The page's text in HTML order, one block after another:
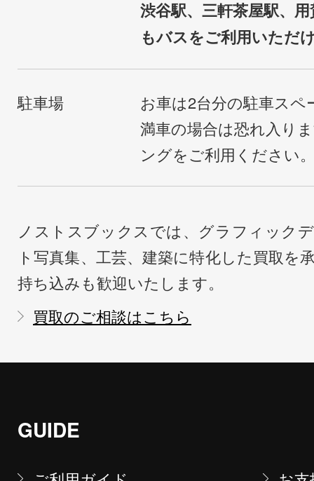
渋谷駅、三軒茶屋駅、
もバスをご利用いただ
駐車場
お車は2台分の駐車ス
満車の場合は恐れ入り
ングをご利用ください
ノストスブックスでは、グラフィック
ト写真集、工芸、建築に特化した買取を
持ち込みも歓迎いたします。
買取のご相談はこちら
GUIDE